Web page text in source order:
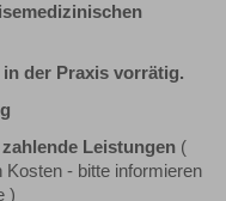
in der Praxis vorrätig.
Leistungen (
- bitte informieren
)